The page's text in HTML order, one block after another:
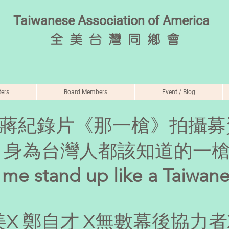
Taiwanese Association of America
全 美 台 灣 同 鄉 會
Board Members Event / Blog
紀錄片《那一槍》拍攝
身為台灣人都該知道的一
stand up like a
鄭自才 X無數幕後協力